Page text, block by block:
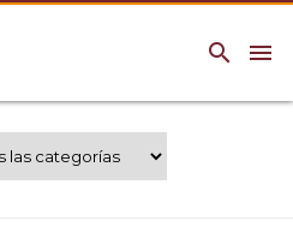
menu
search
UAG